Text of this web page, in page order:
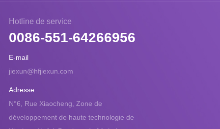
Hotline de service
0086-551-64266956
E-mail
jiexun@hfjiexun.com
Adresse
N°6, Rue Xiaocheng, Zone de
développement de haute technologie de